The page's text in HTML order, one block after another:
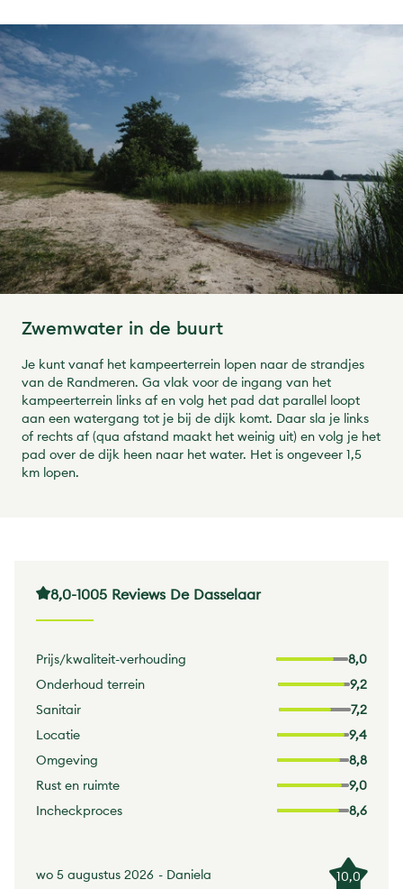
Zwemwater in de buurt
Je kunt vanaf het kampeerterrein lopen naar de strandjes
van de Randmeren. Ga vlak voor de ingang van het
kampeerterrein links af en volg het pad dat parallel loopt
aan een watergang tot je bij de dijk komt. Daar sla je links
of rechts af (qua afstand maakt het weinig uit) en volg je het
pad over de dijk heen naar het water. Het is ongeveer 1,5
km lopen.
8,0-1005 Reviews De Dasselaar
Prijs/kwaliteit-verhouding
8,0
Onderhoud terrein
9,2
Sanitair
7,2
Locatie
9,4
Omgeving
8,8
Rust en ruimte
9,0
Incheckproces
8,6
wo 5 augustus 2026 - Daniela 10,0